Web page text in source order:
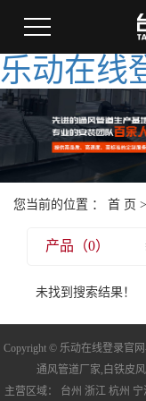
乐动在线
您当前的位置 ： 首 页
产品（0）
未找到搜索结果！
Copyright © 乐动在线登录官
通风管道厂家, 白铁皮
主营区域： 台州 浙江 杭州 宁